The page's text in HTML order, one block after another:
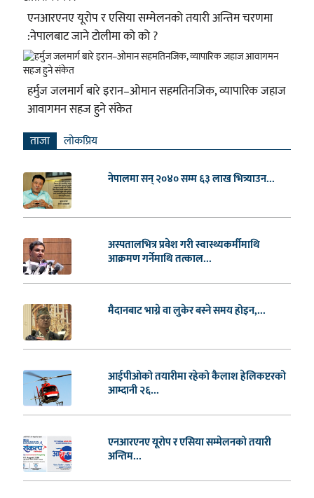
एनआरएनए यूरोप र एसिया सम्मेलनको तयारी अन्तिम चरणमा
:नेपालबाट जाने टोलीमा को को ?
हर्मुज जलमार्ग बारे इरान–ओमान सहमतिनजिक, व्यापारिक जहाज
आवागमन सहज हुने संकेत
ताजा लाेकप्रिय
नेपालमा सन् २०४० सम्म ६३ लाख भित्र्याउन...
अस्पतालभित्र प्रवेश गरी स्वास्थ्यकर्मीमाथि
आक्रमण गर्नेमाथि तत्काल...
मैदानबाट भाग्ने वा लुकेर बस्ने समय होइन,...
आईपीओको तयारीमा रहेको कैलाश हेलिकप्टरको
आम्दानी २६...
एनआरएनए यूरोप र एसिया सम्मेलनको तयारी
अन्तिम...